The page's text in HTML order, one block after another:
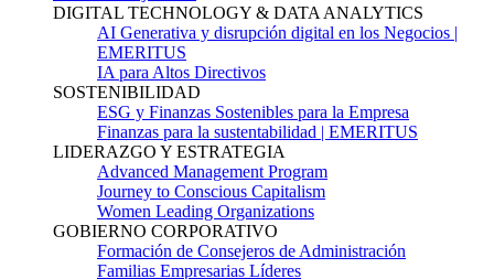
DIGITAL TECHNOLOGY & DATA ANALYTICS
AI Generativa y disrupción digital en los Negocios |
EMERITUS
IA para Altos Directivos
SOSTENIBILIDAD
ESG y Finanzas Sostenibles para la Empresa
Finanzas para la sustentabilidad | EMERITUS
LIDERAZGO Y ESTRATEGIA
Advanced Management Program
Journey to Conscious Capitalism
Women Leading Organizations
GOBIERNO CORPORATIVO
Formación de Consejeros de Administración
Familias Empresarias Líderes